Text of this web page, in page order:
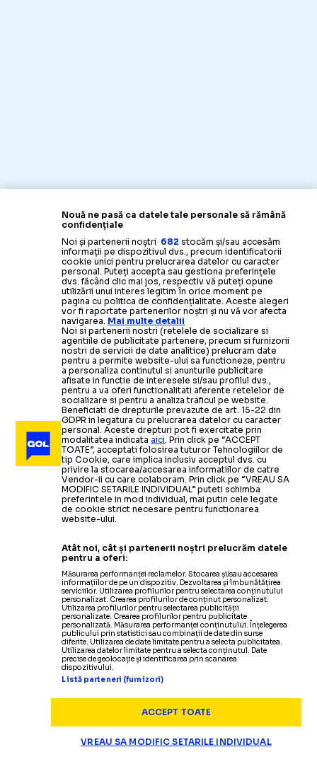
Nouă ne pasă ca datele tale personale să rămână
confidențiale
Noi și partenerii noștri 682 stocăm și/sau accesăm
informații pe dispozitivul dvs., precum identificatorii
cookie unici pentru prelucrarea datelor cu caracter
personal. Puteți accepta sau gestiona preferințele
dvs. făcând clic mai jos, respectiv vă puteți opune
utilizării unui interes legitim în orice moment pe
pagina cu politica de confidențialitate. Aceste alegeri
vor fi raportate partenerilor noștri și nu vă vor afecta
navigarea. Mai multe detalii
Noi si partenerii nostri (retelele de socializare si
agentiile de publicitate partenere, precum si furnizorii
nostri de servicii de date analitice) prelucram date
pentru a permite website-ului sa functioneze, pentru
a personaliza continutul si anunturile publicitare
afisate in functie de interesele si/sau profilul dvs.,
pentru a va oferi functionalitati aferente retelelor de
socializare si pentru a analiza traficul pe website.
Beneficiati de drepturile prevazute de art. 15-22 din
GDPR in legatura cu prelucrarea datelor cu caracter
personal. Aceste drepturi pot fi exercitate prin
modalitatea indicataaici. Prin click pe “ACCEPT
TOATE”, acceptati folosirea tuturor Tehnologiilor de
tip Cookie, care implica inclusiv acceptul dvs. cu
privire la stocarea/accesarea informatiilor de catre
Vendor-ii cu care colaboram. Prin click pe “VREAU SA
MODIFIC SETARILE INDIVIDUAL” puteti schimba
preferintele in mod individual, mai putin cele legate
de cookie strict necesare pentru functionarea
website-ului.
Atât noi, cât și partenerii noștri prelucrăm datele
pentru a oferi:
Măsurarea performanței reclamelor. Stocarea și/sau accesarea
informațiilor de pe un dispozitiv. Dezvoltarea și îmbunătățirea
serviciilor. Utilizarea profilurilor pentru selectarea conținutului
personalizat. Crearea profilurilor de conținut personalizat.
Utilizarea profilurilor pentru selectarea publicității
personalizate. Crearea profilurilor pentru publicitate
personalizată. Măsurarea performanței conținutului. Înțelegerea
publicului prin statistici sau combinații de date din surse
diferite. Utilizarea de date limitate pentru a selecta publicitatea.
Utilizarea datelor limitate pentru a selecta conținutul. Date
precise de geolocație și identificarea prin scanarea
dispozitivului.
Listă parteneri (furnizori)
ACCEPT TOATE
VREAU SA MODIFIC SETARILE INDIVIDUAL